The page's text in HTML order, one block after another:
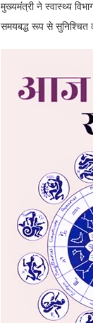
मुख्यमंत्री ने स्वास्थ्य
समयबद्ध रूप से सुनिश्चित